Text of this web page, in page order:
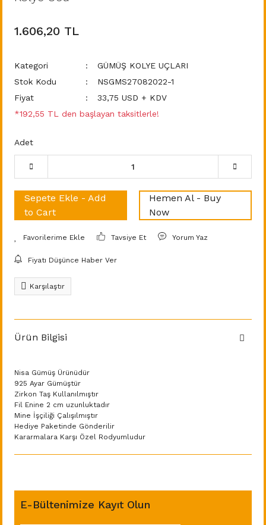
1.606,20 TL
Kategori
GÜMÜŞ KOLYE UÇLARI
Stok Kodu
NSGMS27082022-1
Fiyat
33,75 USD + KDV
*192,55 TL den başlayan taksitlerle!
Adet
Sepete Ekle - Add
to Cart
Hemen Al - Buy
Now
Tavsiye Et Yorum Yaz
Fiyatı Düşünce Haber Ver
Karşılaştır
Ürün Bilgisi
Nisa Gümüş Ürünüdür
925 Ayar Gümüştür
Zirkon Taş Kullanılmıştır
Fil Enine 2 cm uzunluktadır
Mine İşçiliği Çalışılmıştır
Hediye Paketinde Gönderilir
Kararmalara Karşı Özel Rodyumludur
E-Bültenimize Kayıt Olun